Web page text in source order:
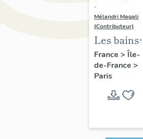
-
Mélandri Magali
(Contributeur)
Les bains
douches
municipaux
de la ville
de Paris
France > Île-
de-France >
Paris